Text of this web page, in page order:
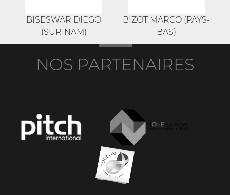
BISESWAR DIEGO
(SURINAM)
BIZOT MARCO (PAYS-
BAS)
NOS PARTENAIRES